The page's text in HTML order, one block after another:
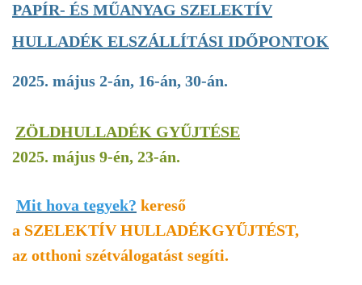
PAPÍR- ÉS MŰANYAG SZELEKTÍV
HULLADÉK ELSZÁLLÍTÁSI IDŐPONTOK
2025. május 2-án, 16-án, 30-án.
ZÖLDHULLADÉK GYŰJTÉSE
2025. május 9-én, 23-án.
Mit hova tegyek? kereső
a SZELEKTÍV HULLADÉKGYŰJTÉST,
az otthoni szétválogatást segíti.